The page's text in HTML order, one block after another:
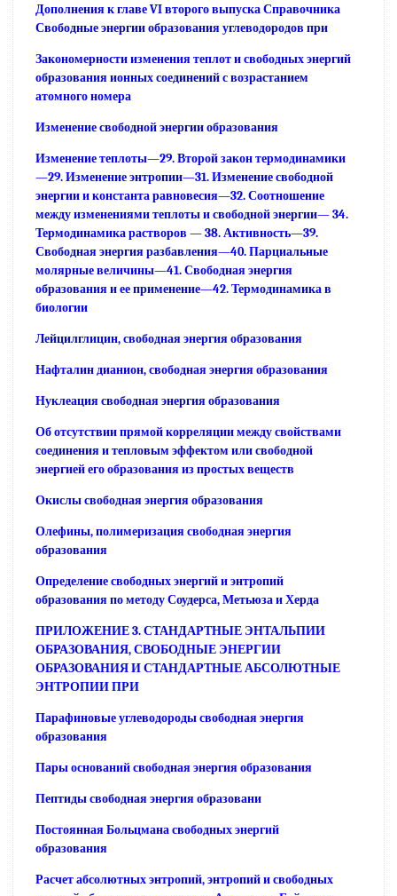
Дополнения к главе VI второго выпуска Справочника
Свободные энергии образования углеводородов при
Закономерности изменения теплот и свободных энергий
образования ионных соединений с возрастанием
атомного номера
Изменение свободной энергии образования
Изменение теплоты—29. Второй закон термодинамики
—29. Изменение энтропии—31. Изменение свободной
энергии и константа равновесия—32. Соотношение
между изменениями теплоты и свободной энергии— 34.
Термодинамика растворов — 38. Активность—39.
Свободная энергия разбавления—40. Парциальные
молярные величины—41. Свободная энергия
образования и ее применение—42. Термодинамика в
биологии
Лейцилглицин, свободная энергия образования
Нафталин дианион, свободная энергия образования
Нуклеация свободная энергия образования
Об отсутствии прямой корреляции между свойствами
соединения и тепловым эффектом или свободной
энергией его образования из простых веществ
Окислы свободная энергия образования
Олефины, полимеризация свободная энергия
образования
Определение свободных энергий и энтропий
образования по методу Соудерса, Метьюза и Херда
ПРИЛОЖЕНИЕ 3. СТАНДАРТНЫЕ ЭНТАЛЬПИИ
ОБРАЗОВАНИЯ, СВОБОДНЫЕ ЭНЕРГИИ
ОБРАЗОВАНИЯ И СТАНДАРТНЫЕ АБСОЛЮТНЫЕ
ЭНТРОПИИ ПРИ
Парафиновые углеводороды свободная энергия
образования
Пары оснований свободная энергия образования
Пептиды свободная энергия образовани
Постоянная Больцмана свободных энергий
образования
Расчет абсолютных энтропий, энтропий и свободных